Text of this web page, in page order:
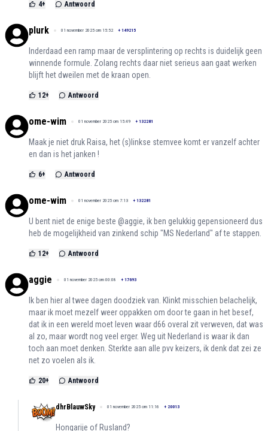
4+ Antwoord
plurk 01 november 2025 om 15:52 + 149215
Inderdaad een ramp maar de versplintering op rechts is duidelijk geen
winnende formule. Zolang rechts daar niet serieus aan gaat werken
blijft het dweilen met de kraan open.
12+ Antwoord
ome-wim 01 november 2025 om 15:49 + 132281
Maak je niet druk Raisa, het (s)linkse stemvee komt er vanzelf achter
en dan is het janken !
6+ Antwoord
ome-wim 01 november 2025 om 7:13 + 132281
U bent niet de enige beste @aggie, ik ben gelukkig gepensioneerd dus
heb de mogelijkheid van zinkend schip "MS Nederland" af te stappen.
12+ Antwoord
aggie 01 november 2025 om 00:08 + 17693
Ik ben hier al twee dagen doodziek van. Klinkt misschien belachelijk,
maar ik moet mezelf weer oppakken om door te gaan in het besef,
dat ik in een wereld moet leven waar d66 overal zit verweven, dat was
al zo, maar wordt nog veel erger. Weg uit Nederland is waar ik dan
toch aan moet denken. Sterkte aan alle pvv keizers, ik denk dat zei ze
net zo voelen als ik.
20+ Antwoord
dhrBlauwSky 01 november 2025 om 11:16 + 20013
Hongarije of Rusland?